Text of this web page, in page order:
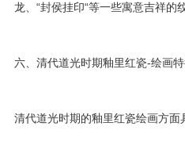
龙、“封侯挂印“等一些寓意吉祥的
六、清代道光时期釉里红瓷-绘画
清代道光时期的釉里红瓷绘画方面